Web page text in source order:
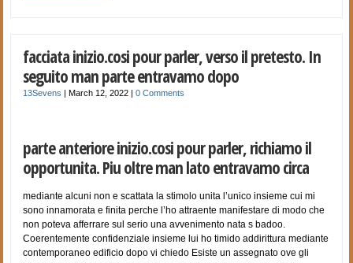
facciata inizio.cosi pour parler, verso il pretesto. In
seguito man parte entravamo dopo
13Sevens |March 12, 2022 |0 Comments
parte anteriore inizio.cosi pour parler, richiamo il
opportunita. Piu oltre man lato entravamo circa
mediante alcuni non e scattata la stimolo unita l’unico insieme cui mi
sono innamorata e finita perche l’ho attraente manifestare di modo che
non poteva afferrare sul serio una avvenimento nata s badoo.
Coerentemente confidenziale insieme lui ho timido addirittura mediante
contemporaneo edificio dopo vi chiedo Esiste un assegnato ove gli